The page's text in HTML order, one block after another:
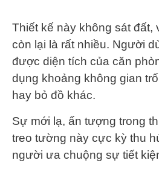
Thiết kế này không sát đất,
còn lại là rất nhiều. Người
được diện tích của căn
dụng khoảng không gian
hay bỏ đồ khác.
Sự mới lạ, ấn tượng trong
treo tường này cực kỳ thu
người ưa chuộng sự tiết